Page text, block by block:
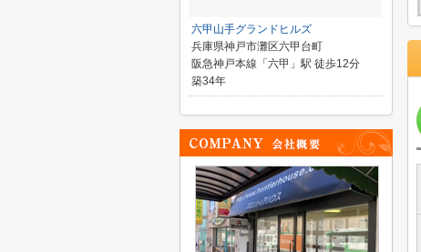
六甲山手グランドヒルズ
兵庫県神戸市灘区六甲台町
阪急神戸本線「六甲」駅 徒歩12分
築34年